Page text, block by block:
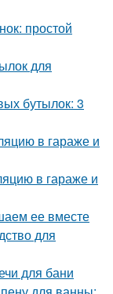
простой
для
бутылок: 3
в гараже и
в гараже и
ее вместе
для
для бани